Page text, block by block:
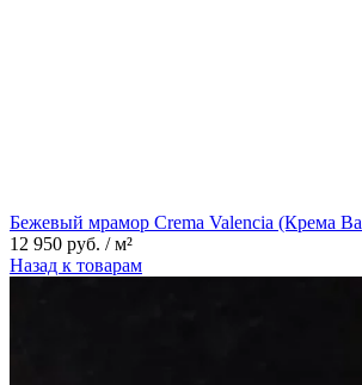
Бежевый мрамор Crema Valencia (Крема
12 950 руб. / м²
Назад к товарам